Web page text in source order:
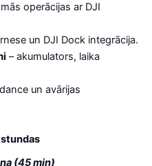
operācijas ar DJI
un DJI Dock integrācija.
– akumulators, laika
un avārijas
(45 min)